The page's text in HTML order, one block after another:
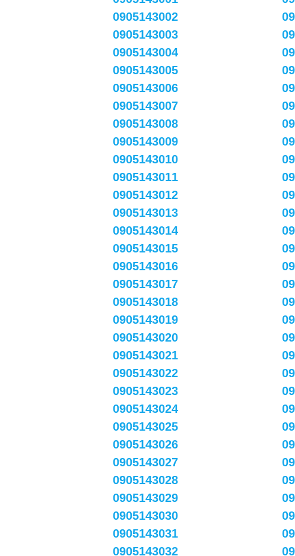
0905143002
0905143003
0905143004
0905143005
0905143006
0905143007
0905143008
0905143009
0905143010
0905143011
0905143012
0905143013
0905143014
0905143015
0905143016
0905143017
0905143018
0905143019
0905143020
0905143021
0905143022
0905143023
0905143024
0905143025
0905143026
0905143027
0905143028
0905143029
0905143030
0905143031
0905143032